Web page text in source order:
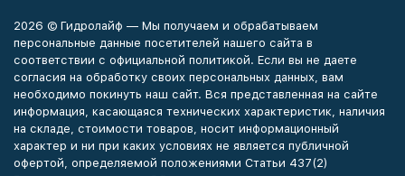
2026 © Гидролайф — Мы получаем и обрабатываем
персональные данные посетителей нашего сайта в
соответствии с официальной политикой. Если вы не даете
согласия на обработку своих персональных данных, вам
необходимо покинуть наш сайт. Вся представленная на сайте
информация, касающаяся технических характеристик, наличия
на складе, стоимости товаров, носит информационный
характер и ни при каких условиях не является публичной
офертой, определяемой положениями Статьи 437(2)